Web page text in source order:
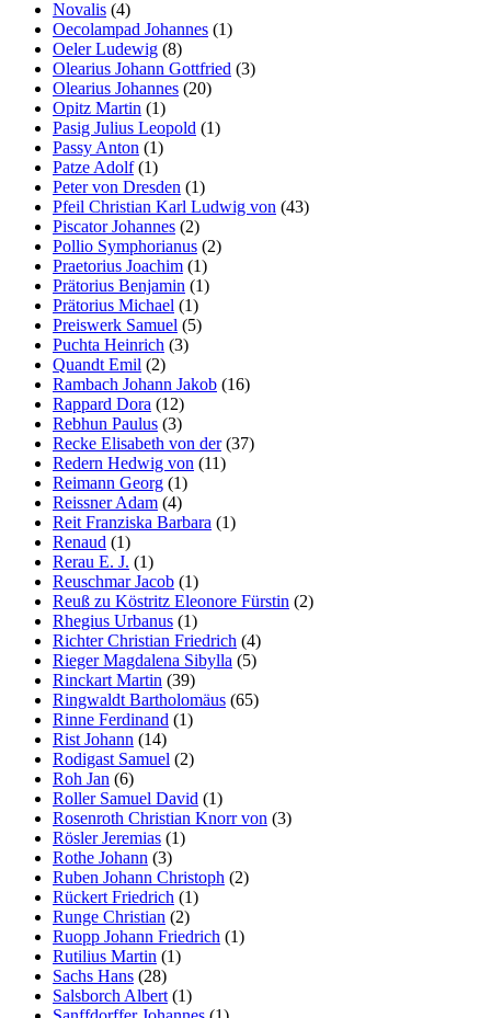
Novalis (4)
Oecolampad Johannes (1)
Oeler Ludewig (8)
Olearius Johann Gottfried (3)
Olearius Johannes (20)
Opitz Martin (1)
Pasig Julius Leopold (1)
Passy Anton (1)
Patze Adolf(1)
Peter von Dresden (1)
Pfeil Christian Karl Ludwig von (43)
Piscator Johannes (2)
Pollio Symphorianus (2)
Praetorius Joachim (1)
Prätorius Benjamin (1)
Prätorius Michael (1)
Preiswerk Samuel (5)
Puchta Heinrich (3)
Quandt Emil (2)
Rambach Johann Jakob (16)
Rappard Dora (12)
Rebhun Paulus (3)
Recke Elisabeth von der(37)
Redern Hedwig von (11)
Reimann Georg (1)
Reissner Adam (4)
Reit Franziska Barbara (1)
Renaud (1)
Rerau E. J. (1)
Reuschmar Jacob (1)
Reuß zu Köstritz Eleonore Fürstin (2)
Rhegius Urbanus (1)
Richter Christian Friedrich (4)
Rieger Magdalena Sibylla (5)
Rinckart Martin (39)
Ringwaldt Bartholomäus (65)
Rinne Ferdinand (1)
Rist Johann (14)
Rodigast Samuel (2)
Roh Jan (6)
Roller Samuel David (1)
Rosenroth Christian Knorr von (3)
Rösler Jeremias (1)
Rothe Johann (3)
Ruben Johann Christoph (2)
Rückert Friedrich (1)
Runge Christian (2)
Ruopp Johann Friedrich (1)
Rutilius Martin (1)
Sachs Hans (28)
Salsborch Albert (1)